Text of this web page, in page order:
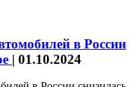
в России
| 01.10.2024